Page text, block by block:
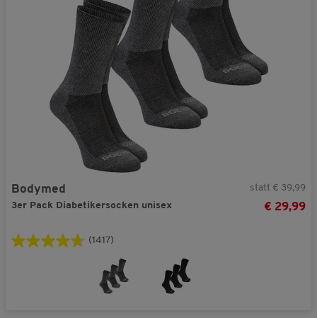
Bodymed
3er Pack Diabetikersocken unisex
statt € 39,99
€ 29,99
(1417)